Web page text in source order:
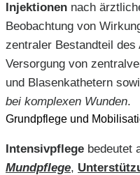
Injektionen nach
Beobachtung von
zentraler Bestandteil
Versorgung von
und Blasenkathetern
bei komplexen Wunden.
Grundpflege und
Intensivpflege bedeutet
Mundpflege,